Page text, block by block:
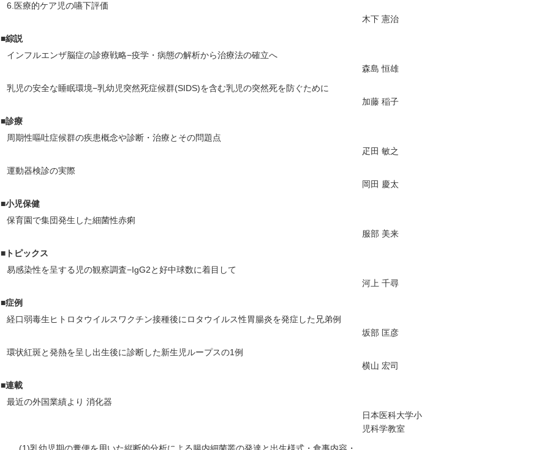
6.医療的ケア児の嚥下評価
木下 憲治
■綜説
インフルエンザ脳症の診療戦略−疫学・病態の解析から治療法の確立へ
森島 恒雄
乳児の安全な睡眠環境−乳幼児突然死症候群(SIDS)を含む乳児の突然死を防ぐために
加藤 稲子
■診療
周期性嘔吐症候群の疾患概念や診断・治療とその問題点
疋田 敏之
運動器検診の実際
岡田 慶太
■小児保健
保育園で集団発生した細菌性赤痢
服部 美来
■トピックス
易感染性を呈する児の観察調査−IgG2と好中球数に着目して
河上 千尋
■症例
経口弱毒生ヒトロタウイルスワクチン接種後にロタウイルス性胃腸炎を発症した兄弟例
坂部 匡彦
環状紅斑と発熱を呈し出生後に診断した新生児ループスの1例
横山 宏司
■連載
最近の外国業績より 消化器
日本医科大学小
児科学教室